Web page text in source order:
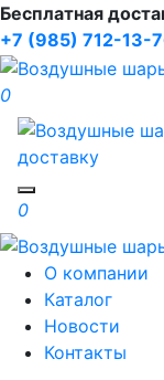
Бесплатная
+7 (985) 712-13-
0
Toggle navigation
0
О компании
Каталог
Новости
Контакты